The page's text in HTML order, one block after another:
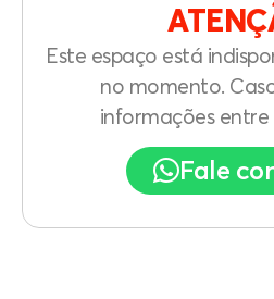
Este espaço está
no momento.
informações
Fale